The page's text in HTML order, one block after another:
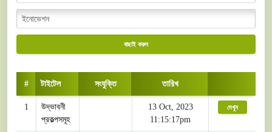
বাছাই করুন
# টাইটেল সংযুক্তি তারিখ
1
উদ্ভাবনী
প্রকল্পসমূহ
13 Oct, 2023
11:15:17pm
দেখুন